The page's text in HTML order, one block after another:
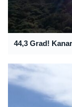
44,3 Grad!